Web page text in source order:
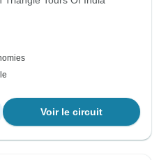
Voir le circuit